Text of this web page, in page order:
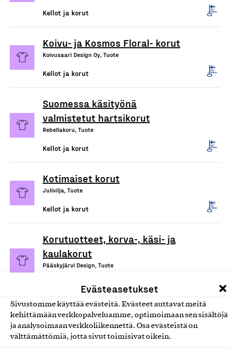
Evästeasetukset
Sivustomme käyttää evästeitä. Evästeet auttavat meitä
kehittämään verkkopalveluamme, optimoimaan sen sisältöjä
ja analysoimaan verkkoliikennettä. Osa evästeistä on
välttämättömiä, jotta sivut toimisivat oikein.
Kellot ja korut
Koivu- ja Kosmos Floral- korut
Koivusaari Design Oy, Tuote
Kellot ja korut
Suomessa käsityönä
valmistetut hartsikorut
Rebellakoru, Tuote
Kellot ja korut
Kotimaiset korut
Julivilja, Tuote
Kellot ja korut
Korutuotteet, korva-, käsi- ja
kaulakorut
Pääskyjärvi Design, Tuote
Kellot ja korut